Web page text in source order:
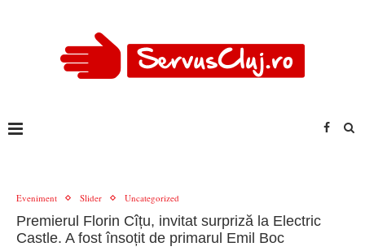
Eveniment Slider Uncategorized
Premierul Florin Cîțu, invitat surpriză la Electric
Castle. A fost însoțit de primarul Emil Boc